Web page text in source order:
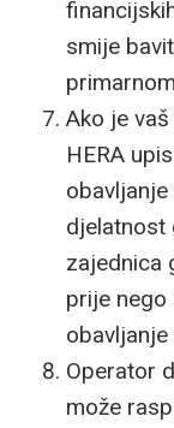
smije
Ako je
HERA
djelatnost
zajednica
prije nego
Operator
može